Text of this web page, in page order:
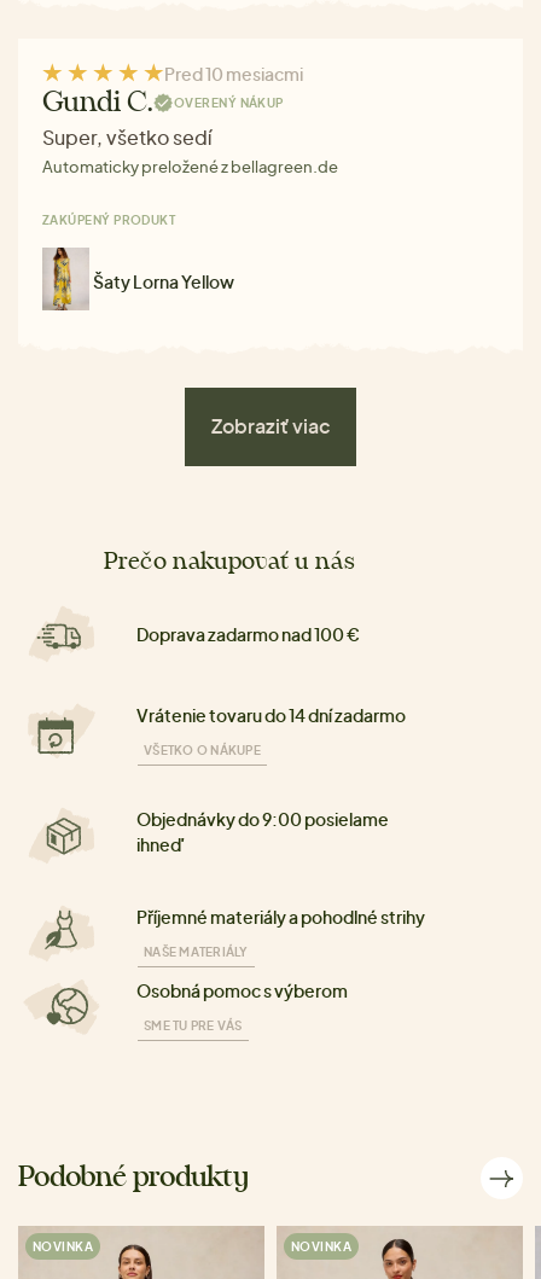
Pred 10 mesiacmi
Gundi C. OVERENÝ NÁKUP
Super, všetko sedí
Automaticky preložené z bellagreen.de
ZAKÚPENÝ PRODUKT
Šaty Lorna Yellow
Zobraziť viac
Prečo nakupovať u nás
Doprava zadarmo nad 100 €
Vrátenie tovaru do 14 dní zadarmo
VŠETKO O NÁKUPE
Objednávky do 9:00 posielame
ihneď
Příjemné materiály a pohodlné strihy
NAŠE MATERIÁLY
Osobná pomoc s výberom
SME TU PRE VÁS
Podobné produkty
NOVINKA NOVINKA